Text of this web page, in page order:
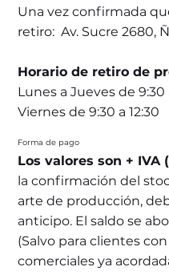
Una vez confirmada
retiro: Av. Sucre 2680,
Horario de retiro de
Lunes a Jueves de 9:30
Viernes de 9:30 a 12:30
Forma de pago
Los valores son + IVA
la confirmación del
arte de producción,
anticipo. El saldo se
(Salvo para clientes
comerciales ya